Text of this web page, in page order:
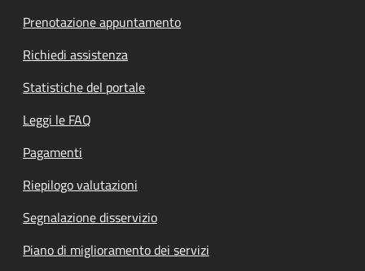
Prenotazione appuntamento
Richiedi assistenza
Statistiche del portale
Leggi le FAQ
Pagamenti
Riepilogo valutazioni
Segnalazione disservizio
Piano di miglioramento dei servizi